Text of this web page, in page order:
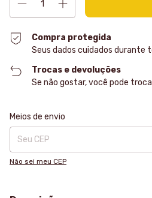
Compra protegida
Seus dados cuidados durante
Trocas e devoluções
Se não gostar, você pode
Entregas para o CEP:
Meios de envio
Não sei meu CEP